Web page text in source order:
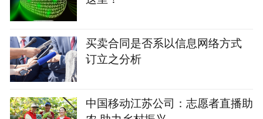
买卖合同是否系以信息网络方式
订立之分析
中国移动江苏公司：志愿者直播助